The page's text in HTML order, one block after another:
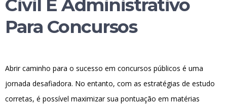
Civil E Administrativo
Para Concursos
Abrir caminho para o sucesso em concursos públicos é uma
jornada desafiadora. No entanto, com as estratégias de estudo
corretas, é possível maximizar sua pontuação em matérias